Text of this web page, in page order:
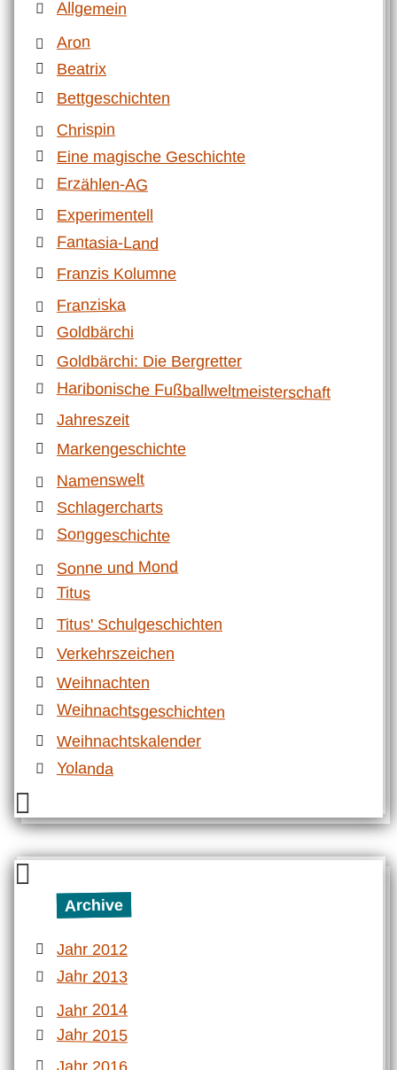
Allgemein
Aron
Beatrix
Bettgeschichten
Chrispin
Eine magische Geschichte
Erzählen-AG
Experimentell
Fantasia-Land
Franzis Kolumne
Franziska
Goldbärchi
Goldbärchi: Die Bergretter
Haribonische Fußballweltmeisterschaft
Jahreszeit
Markengeschichte
Namenswelt
Schlagercharts
Songgeschichte
Sonne und Mond
Titus
Titus' Schulgeschichten
Verkehrszeichen
Weihnachten
Weihnachtsgeschichten
Weihnachtskalender
Yolanda
Archive
Jahr 2012
Jahr 2013
Jahr 2014
Jahr 2015
Jahr 2016